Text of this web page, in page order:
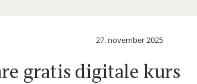
27. november 2025
gratis digitale kurs